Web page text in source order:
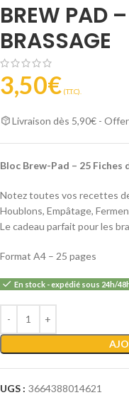
BREW PAD
BRASSAGE
3,50€ (T.T.C).
Livraison dès 5,90€ -
Bloc Brew-Pad – 25 Fiches
Notez toutes vos recettes
Houblons, Empâtage,
Le cadeau parfait pour les
Format A4 – 25 pages
En stock - expédié sous 24h/
UGS : 3664388014621